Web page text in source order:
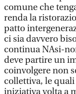
comune che
renda la
patto
ci sia davvero
continua NAsi-
deve partire un
coinvolgere non
collettiva, le
iniziativa volta a